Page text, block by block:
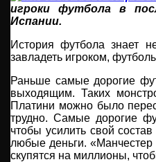
игроки футбола в
Испании.
История футбола знает
завладеть игроком,
Раньше самые дорогие
выходящим. Таких
Платини можно было
трудно. Самые дорогие
чтобы усилить свой
любые деньги.
скупятся на миллионы,